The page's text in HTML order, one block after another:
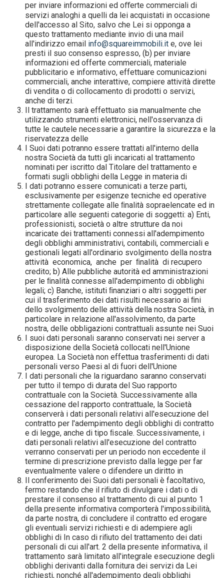
per inviare informazioni ed oﬀerte commerciali di
servizi analoghi a quelli da lei acquistati in occasione
dell'accesso al Sito, salvo che Lei si opponga a
questo trattamento mediante invio di una mail
all'indirizzo email info@squareimmobili.ite, ove lei
presti il suo consenso espresso, (b) per inviare
informazioni ed offerte commerciali, materiale
pubblicitario e informativo, effettuare comunicazioni
commerciali, anche interattive, compiere attività dirette
di vendita o di collocamento di prodotti o servizi,
anche di terzi.
Il trattamento sarà effettuato sia manualmente che
utilizzando strumenti elettronici, nell'osservanza di
tutte le cautele necessarie a garantire la sicurezza e la
riservatezza delle
I Suoi dati potranno essere trattati all'interno della
nostra Società da tutti gli incaricati al trattamento
nominati per iscritto dal Titolare del trattamento e
formati sugli obblighi della Legge in materia di
I dati potranno essere comunicati a terze parti,
esclusivamente per esigenze tecniche ed operative
strettamente collegate alle ﬁnalità sopraelencate ed in
particolare alle seguenti categorie di soggetti: a) Enti,
professionisti, società o altre strutture da noi
incaricate dei trattamenti connessi all'adempimento
degli obblighi amministrativi, contabili, commerciali e
gestionali legati all'ordinario svolgimento della nostra
attività economica, anche per ﬁnalità di recupero
credito; b) Alle pubbliche autorità ed amministrazioni
per le ﬁnalità connesse all'adempimento di obblighi
legali; c) Banche, istituti ﬁnanziari o altri soggetti per
cui il trasferimento dei dati risulti necessario ai ﬁni
dello svolgimento delle attività della nostra Società, in
particolare in relazione all'assolvimento, da parte
nostra, delle obbligazioni contrattuali assunte nei Suoi
I suoi dati personali saranno conservati nei server a
disposizione della Società collocati nell'Unione
europea. La Società non effettua trasferimenti di dati
personali verso Paesi al di fuori dell'Unione
I dati personali che la riguardano saranno conservati
per tutto il tempo di durata del Suo rapporto
contrattuale con la Società. Successivamente alla
cessazione del rapporto contrattuale, la Società
conserverà i dati personali relativi all'esecuzione del
contratto per l'adempimento degli obblighi di contratto
e di legge, anche di tipo ﬁscale. Successivamente, i
dati personali relativi all'esecuzione del contratto
verranno conservati per un periodo non eccedente il
termine di prescrizione previsto dalla legge per far
eventualmente valere o difendere un diritto in
Il conferimento dei Suoi dati personali è facoltativo,
fermo restando che il riﬁuto di divulgare i dati o di
prestare il consenso al trattamento di cui al punto 1
della presente informativa comporterà l'impossibilità,
da parte nostra, di concludere il contratto ed erogare
gli eventuali servizi richiesti e di adempiere agli
obblighi di In caso di riﬁuto del trattamento dei dati
personali di cui all'art. 2 della presente informativa, il
trattamento sarà limitato all'integrale esecuzione degli
obblighi derivanti dalla fornitura dei servizi da Lei
richiesti, nonché all'adempimento degli obblighi